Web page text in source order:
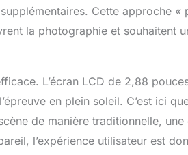
time-lapse, des photos au minuteur,
Si vous rencontrez un problème
vous pouvez nous contacter à
Cette approche «
la photographie et souhaitent
L’écran LCD de 2,88
en plein soleil. C’est ici
de manière traditionnelle,
l’expérience utilisateur est